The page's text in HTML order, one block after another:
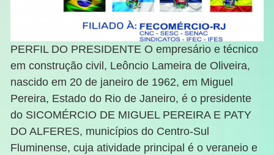
PERFIL DO PRESIDENTE O empresário e técnico
em construção civil, Leôncio Lameira de Oliveira,
nascido em 20 de janeiro de 1962, em Miguel
Pereira, Estado do Rio de Janeiro, é o presidente
do SICOMÉRCIO DE MIGUEL PEREIRA E PATY
DO ALFERES, municípios do Centro-Sul
Fluminense, cuja atividade principal é o veraneio e